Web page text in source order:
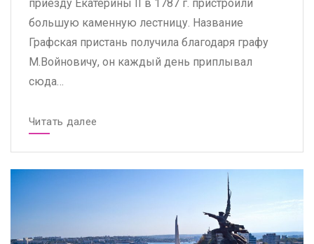
приезду Екатерины ІІ в 1787 г. пристроили
большую каменную лестницу. Название
Графская пристань получила благодаря графу
М.Войновичу, он каждый день приплывал
сюда…
Читать далее